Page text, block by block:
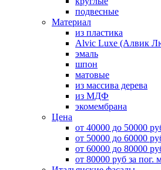
подвесные
Материал
из пластика
Alvic Luxe (Алвик
эмаль
шпон
матовые
из массива дерева
из МДФ
экомембрана
Цена
от 40000 до 50000
от 50000 до 60000
от 60000 до 80000
от 80000 руб за пог.